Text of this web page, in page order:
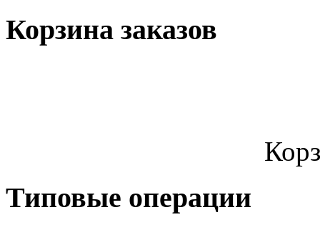
Корзина заказов
Типовые операции